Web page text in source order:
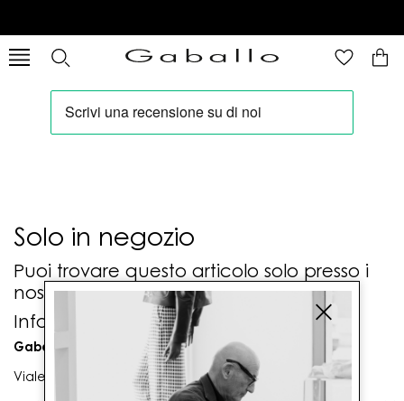
Solo in negozio
Puoi trovare questo articolo solo presso i
nostri punti vendita:
Info contatti
Gaballo Mario srl
Viale G. Matteotti n. 23 00053 Civitavecchia (RM)